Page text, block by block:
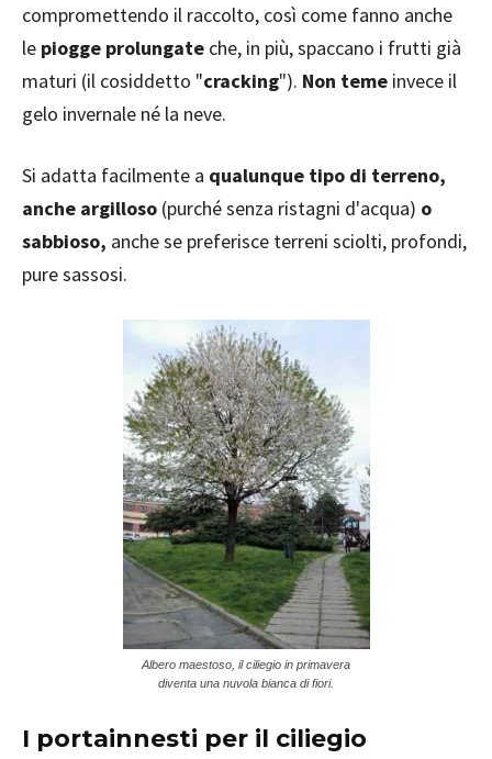
compromettendo il raccolto, così come fanno anche
le piogge prolungate che, in più, spaccano i frutti già
maturi (il cosiddetto "cracking"). Non teme invece il
gelo invernale né la neve.
Si adatta facilmente a qualunque tipo di terreno,
anche argilloso (purché senza ristagni d'acqua) o
sabbioso, anche se preferisce terreni sciolti, profondi,
pure sassosi.
Albero maestoso, il ciliegio in primavera
diventa una nuvola bianca di fiori.
I portainnesti per il ciliegio